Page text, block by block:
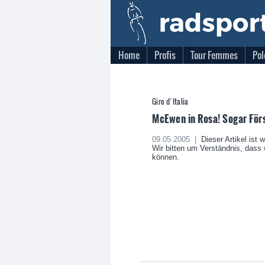
Home Profis Tour Femmes
Giro d´Italia
McEwen in Rosa! Sogar
09.05.2005 |
Dieser Artikel ist
Wir bitten um Verständnis, dass
können.